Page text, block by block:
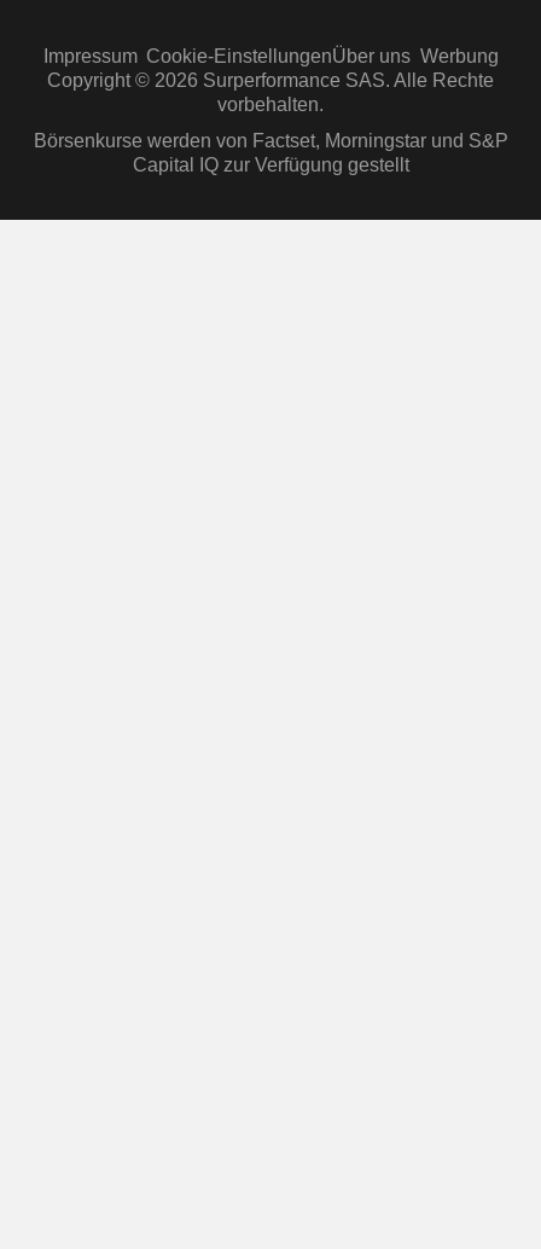
Impressum Cookie-EinstellungenÜber uns Werbung
Copyright © 2026 Surperformance SAS. Alle Rechte
vorbehalten.
Börsenkurse werden von Factset, Morningstar und S&P
Capital IQ zur Verfügung gestellt